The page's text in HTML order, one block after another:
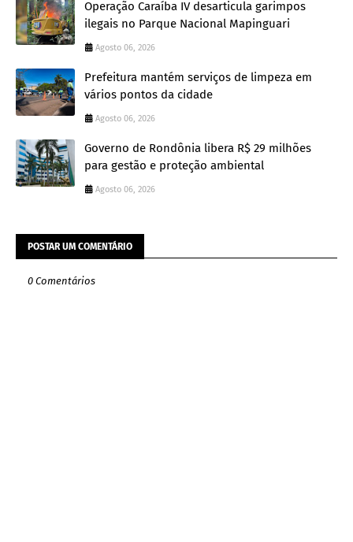
Operação Caraíba IV desarticula garimpos
ilegais no Parque Nacional Mapinguari
Agosto 06, 2026
Prefeitura mantém serviços de limpeza em
vários pontos da cidade
Agosto 06, 2026
Governo de Rondônia libera R$ 29 milhões
para gestão e proteção ambiental
Agosto 06, 2026
POSTAR UM COMENTÁRIO
0 Comentários